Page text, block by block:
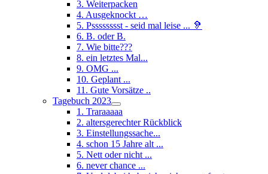
3. Weiterpacken
4. Ausgeknockt …
5. Psssssssst - seid mal leise ... 🦻
6. B. oder B.
7. Wie bitte???
8. ein letztes Mal...
9. OMG ...
10. Geplant ...
11. Gute Vorsätze ..
Tagebuch 2023
1. Traraaaaa
2. altersgerechter Rückblick
3. Einstellungssache...
4. schon 15 Jahre alt ...
5. Nett oder nicht ...
6. never chance ...